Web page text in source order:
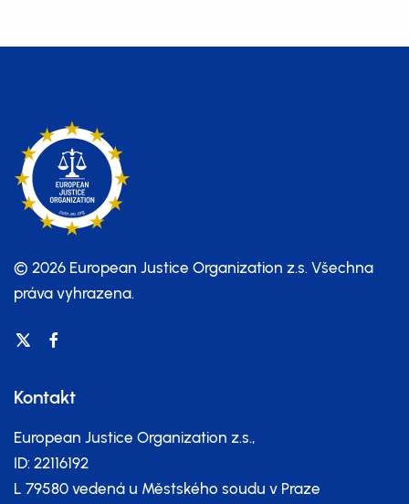
© 2026 European Justice Organization z.s. Všechna
práva vyhrazena.
Kontakt
European Justice Organization z.s.,
ID: 22116192
L 79580 vedená u Městského soudu v Praze